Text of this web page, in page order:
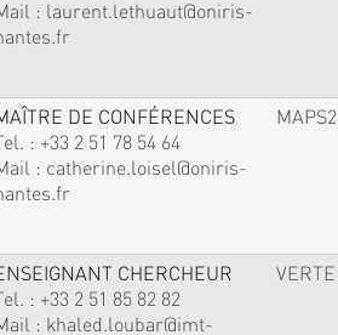
: laurent.lethuaut@oniris-
DE CONFÉRENCES
: +33 2 51 78 54 64
: catherine.loisel@oniris-
MAPS2
CHERCHEUR
: +33 2 51 85 82 82
: khaled.loubar@imt-
VERTE